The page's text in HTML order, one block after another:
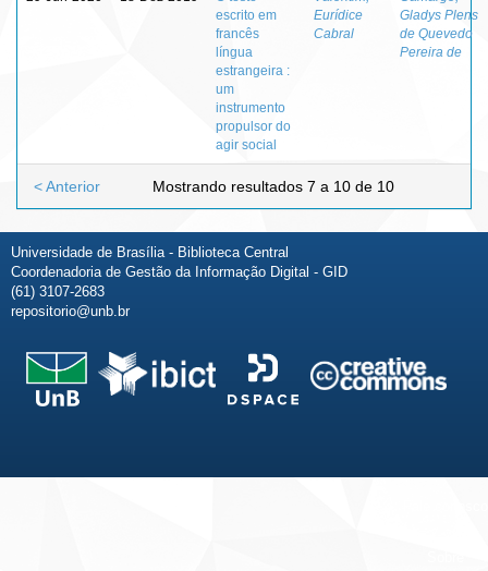
escrito em
francês
língua
estrangeira :
um
instrumento
propulsor do
agir social
Eurídice
Cabral
Gladys Plens
de Quevedo
Pereira de
Mostrando resultados 7 a 10 de 10
< Anterior
Universidade de Brasília - Biblioteca Central
Coordenadoria de Gestão da Informação Digital - GID
(61) 3107-2683
repositorio@unb.br